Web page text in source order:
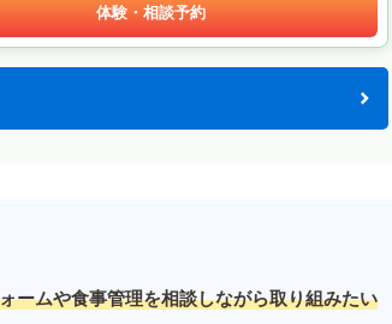
体験・相談予約
ームや食事管理を相談しながら取り組みたい